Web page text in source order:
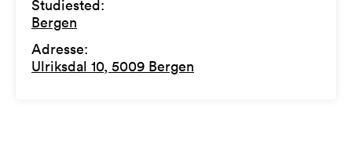
Studiested:
Bergen
Adresse:
Ulriksdal 10, 5009 Bergen